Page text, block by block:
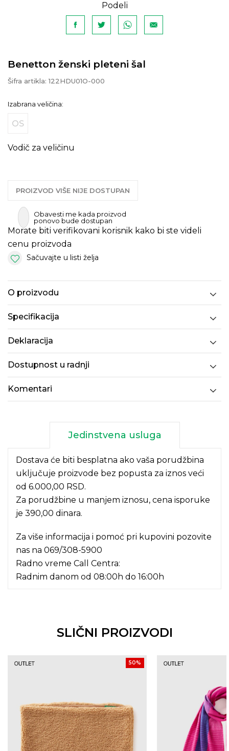
Podeli
Benetton ženski pleteni šal
Šifra artikla:122HDU01O-000
Izabrana veličina:
OS
Vodič za veličinu
PROIZVOD VIŠE NIJE DOSTUPAN
Obavesti me kada proizvod
ponovo bude dostupan
Morate biti verifikovani korisnik kako bi ste videli
cenu proizvoda
Sačuvajte u listi želja
O proizvodu
Specifikacija
Deklaracija
Dostupnost u radnji
Komentari
Jedinstvena usluga
Dostava će biti besplatna ako vaša porudžbina
uključuje proizvode bez popusta za iznos veći
od 6.000,00 RSD.
Za porudžbine u manjem iznosu, cena isporuke
je 390,00 dinara.
Za više informacija i pomoć pri kupovini pozovite
nas na 069/308-5900
Radno vreme Call Centra:
Radnim danom od 08:00h do 16:00h
SLIČNI PROIZVODI
50%